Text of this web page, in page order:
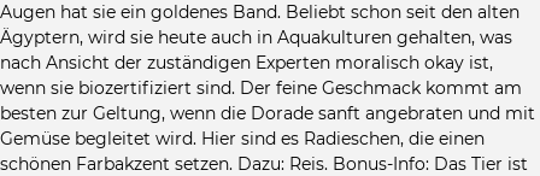
Augen hat sie ein goldenes Band. Beliebt schon seit den alten
Ägyptern, wird sie heute auch in Aquakulturen gehalten, was
nach Ansicht der zuständigen Experten moralisch okay ist,
wenn sie biozertifiziert sind. Der feine Geschmack kommt am
besten zur Geltung, wenn die Dorade sanft angebraten und mit
Gemüse begleitet wird. Hier sind es Radieschen, die einen
schönen Farbakzent setzen. Dazu: Reis. Bonus-Info: Das Tier ist